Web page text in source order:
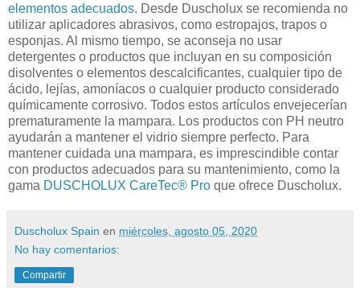
elementos adecuados. Desde Duscholux se recomienda no
utilizar aplicadores abrasivos, como estropajos, trapos o
esponjas. Al mismo tiempo, se aconseja no usar
detergentes o productos que incluyan en su composición
disolventes o elementos descalcificantes, cualquier tipo de
ácido, lejías, amoníacos o cualquier producto considerado
químicamente corrosivo. Todos estos artículos envejecerían
prematuramente la mampara. Los productos con PH neutro
ayudarán a mantener el vidrio siempre perfecto. Para
mantener cuidada una mampara, es imprescindible contar
con productos adecuados para su mantenimiento, como la
gama DUSCHOLUX CareTec® Pro que ofrece Duscholux.
Duscholux Spain en miércoles, agosto 05, 2020
No hay comentarios:
Compartir